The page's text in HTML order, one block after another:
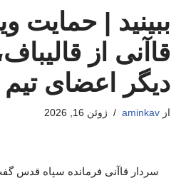
ببینید | حمایت
قاآنی از
دیگر اعضای
از aminkav ژوئن 16, 2026
سردار قاآنی فرمانده سپاه قدس